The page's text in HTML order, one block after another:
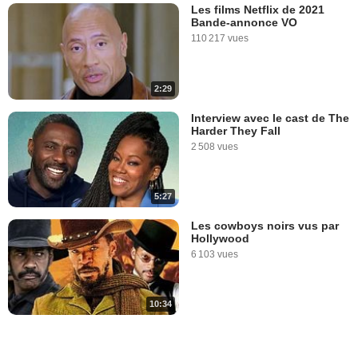
2:29
Les films Netflix de 2021
Bande-annonce VO
110 217 vues
5:27
Interview avec le cast de The
Harder They Fall
2 508 vues
10:34
Les cowboys noirs vus par
Hollywood
6 103 vues